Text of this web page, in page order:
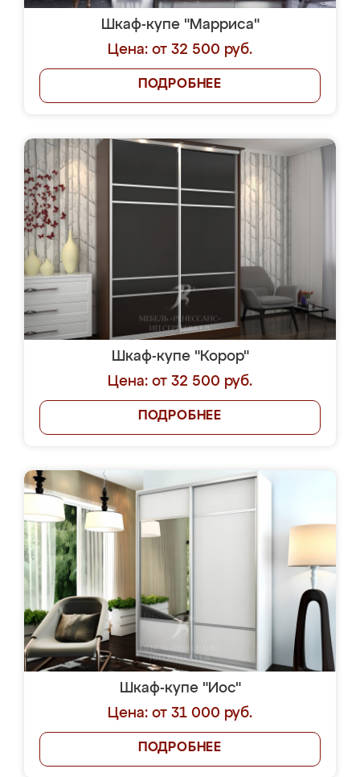
Шкаф-купе "Марриса"
Цена: от 32 500 руб.
ПОДРОБНЕЕ
Шкаф-купе "Корор"
Цена: от 32 500 руб.
ПОДРОБНЕЕ
Шкаф-купе "Иос"
Цена: от 31 000 руб.
ПОДРОБНЕЕ